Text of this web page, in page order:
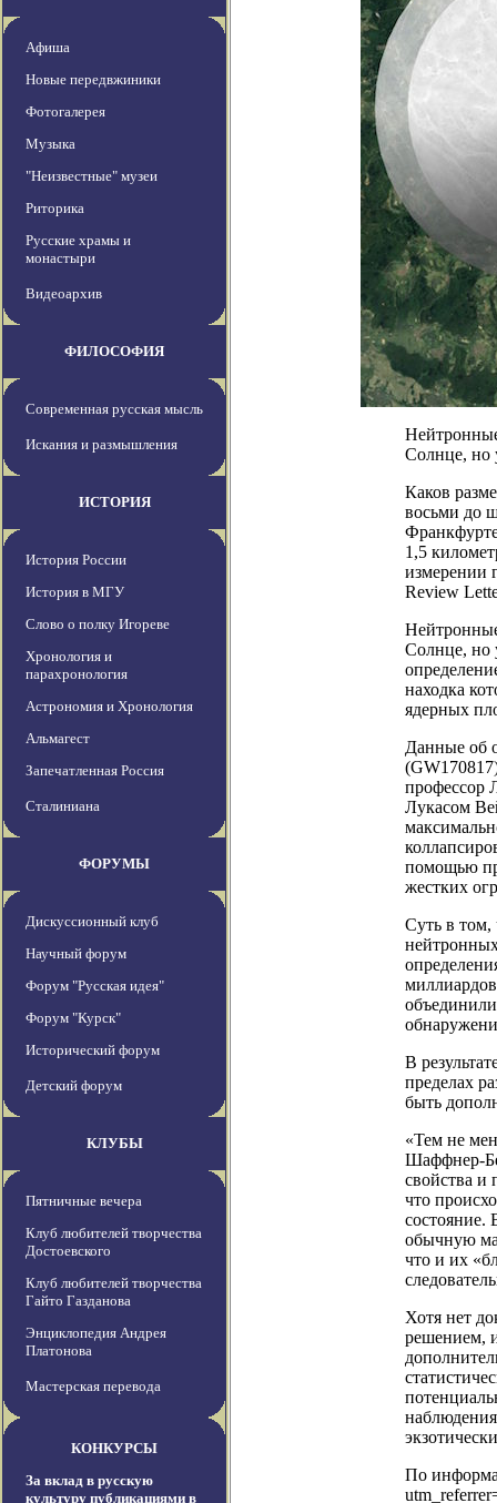
Афиша
Новые передвжиники
Фотогалерея
Музыка
"Неизвестные" музеи
Риторика
Русские храмы и
монастыри
Видеоархив
ФИЛОСОФИЯ
Современная русская мысль
Искания и размышления
ИСТОРИЯ
История России
История в МГУ
Слово о полку Игореве
Хронология и
парахронология
Астрономия и Хронология
Альмагест
Запечатленная Россия
Сталиниана
ФОРУМЫ
Дискуссионный клуб
Научный форум
Форум "Русская идея"
Форум "Курск"
Исторический форум
Детский форум
КЛУБЫ
Пятничные вечера
Клуб любителей творчества
Достоевского
Клуб любителей творчества
Гайто Газданова
Энциклопедия Андрея
Платонова
Мастерская перевода
КОНКУРСЫ
За вклад в русскую
культуру публикациями в
Солнце, но
Каков
восьми до
1,5
измерении
Review
Солнце, но
находка
ядерных
Данные об
профессор
Лукасом
помощью
жестких
Суть в том,
В
пределах
быть
«Тем не
Шаффнер-
свойства и
что
состояние.
обычную
что и их
Хотя нет
решением,
По